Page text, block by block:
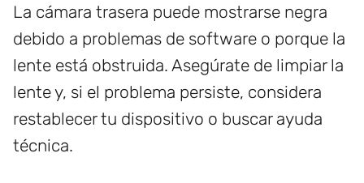
La cámara trasera puede mostrarse negra
debido a problemas de software o porque la
lente está obstruida. Asegúrate de limpiar la
lente y, si el problema persiste, considera
restablecer tu dispositivo o buscar ayuda
técnica.